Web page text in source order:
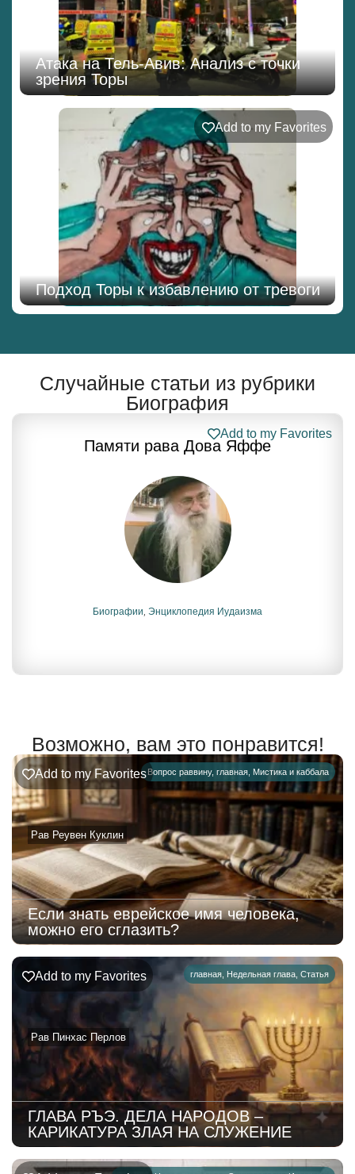
Атака на Тель-Авив: Анализ с точки
зрения Торы
Add to my Favorites
Подход Торы к избавлению от тревоги
Случайные статьи из рубрики
Биография
Памяти рава Дова Яффе
Add to my Favorites
Биографии Энциклопедия Иудаизма
Возможно, вам это понравится!
Вопрос раввину, главная Мистика и каббала
Рав Реувен Куклин
Add to my Favorites
Если знать еврейское имя человека,
можно его сглазить?
главная Недельная глава Статья
Рав Пинхас Перлов
Add to my Favorites
ГЛАВА РЪЭ. ДЕЛА НАРОДОВ –
КАРИКАТУРА ЗЛАЯ НА СЛУЖЕНИЕ